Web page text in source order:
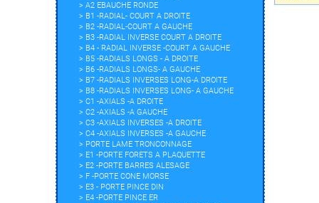
> A2 EBAUCHE RONDE
> B1 -RADIAL- COURT A DROITE
> B2 -RADIAL-COURT A GAUCHE
> B3 -RADIAL INVERSE COURT A DROITE
> B4 - RADIAL INVERSE -COURT A GAUCHE
> B5 -RADIALS LONGS - A DROITE
> B6 -RADIALS LONGS- A GAUCHE
> B7 -RADIALS INVERSES LONG-A DROITE
> B8 -RADIALS INVERSES LONG- A GAUCHE
> C1 -AXIALS -A DROITE
> C2 -AXIALS -A GAUCHE
> C3 -AXIALS INVERSES -A DROITE
> C4 -AXIALS INVERSES -A GAUCHE
> PORTE LAME TRONCONNAGE
> E1 -PORTE FORETS A PLAQUETTE
> E2 -PORTE BARRES ALESAGE
> F -PORTE CONE MORSE
> E3 - PORTE PINCE DIN
> E4 -PORTE PINCE ER